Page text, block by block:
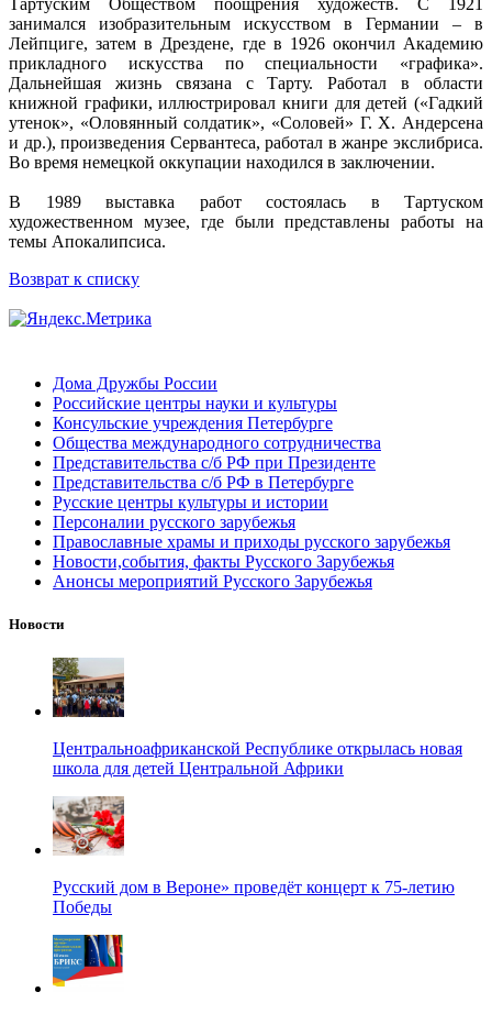
Тартуским Обществом поощрения художеств. С 1921
занимался изобразительным искусством в Германии – в
Лейпциге, затем в Дрездене, где в 1926 окончил Академию
прикладного искусства по специальности «графика».
Дальнейшая жизнь связана с Тарту. Работал в области
книжной графики, иллюстрировал книги для детей («Гадкий
утенок», «Оловянный солдатик», «Соловей» Г. Х. Андерсена
и др.), произведения Сервантеса, работал в жанре экслибриса.
Во время немецкой оккупации находился в заключении.
В 1989 выставка работ состоялась в Тартуском
художественном музее, где были представлены работы на
темы Апокалипсиса.
Возврат к списку
Дома Дружбы России
Российские центры науки и культуры
Консульские учреждения Петербурге
Общества международного сотрудничества
Представительства с/б РФ при Президенте
Представительства с/б РФ в Петербурге
Русские центры культуры и истории
Персоналии русского зарубежья
Православные храмы и приходы русского зарубежья
Новости,события, факты Русского Зарубежья
Анонсы мероприятий Русского Зарубежья
Новости
Центральноафриканской Республике открылась новая
школа для детей Центральной Африки
Русский дом в Вероне» проведёт концерт к 75-летию
Победы